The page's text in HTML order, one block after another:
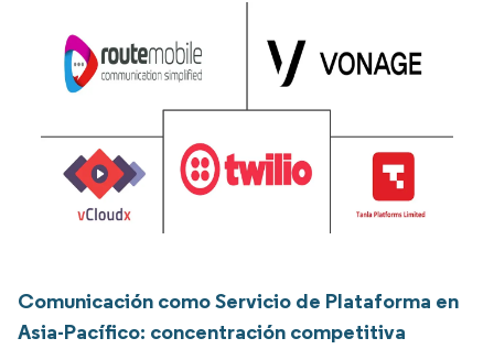
Comunicación como Servicio de Plataforma en
Asia-Pacífico: concentración competitiva